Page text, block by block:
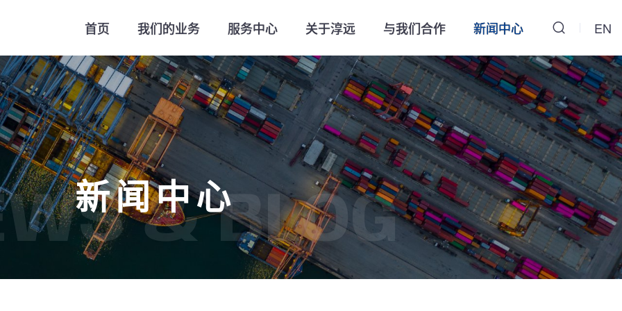
EN
首页 我们的业务 服务中心 关于淳远 与我们合作 新闻中心
新闻中心
& BLOG